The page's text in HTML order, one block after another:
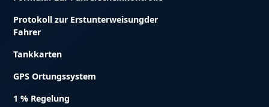
Protokoll zur Erstunterweisungder
Fahrer
Tankkarten
GPS Ortungssystem
1 % Regelung